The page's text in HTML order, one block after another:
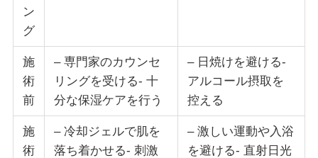
ン
グ
施
術
前
– 専門家のカウンセ
リングを受ける- 十
分な保湿ケアを行う
– 日焼けを避ける-
アルコール摂取を
控える
施
術
– 冷却ジェルで肌を
落ち着かせる- 刺激
– 激しい運動や入浴
を避ける- 直射日光